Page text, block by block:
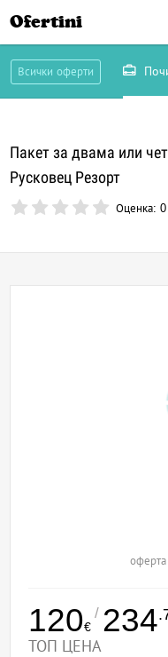
Ofertini
Всички оферти
Пакет за двама или
Русковец Резорт
Оценка:0
оферта
120€
/ 234
ТОП ЦЕНА